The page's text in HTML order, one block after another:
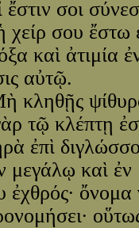
ἔστιν σοι
χείρ σου ἔστω
καὶ ἀτιμία
αὐτῷ.
κληθῇς
τῷ κλέπτῃ
ἐπὶ
μεγάλῳ καὶ ἐν
ἐχθρός·